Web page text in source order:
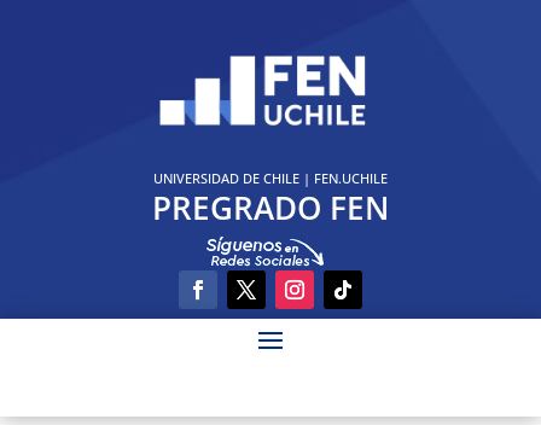
UNIVERSIDAD DE CHILE| FEN.UCHILE
PREGRADO FEN